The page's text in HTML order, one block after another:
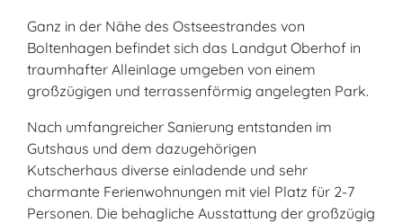
Ganz in der Nähe des Ostseestrandes von
Boltenhagen befindet sich das Landgut Oberhof in
traumhafter Alleinlage umgeben von einem
großzügigen und terrassenförmig angelegten Park.
Nach umfangreicher Sanierung entstanden im
Gutshaus und dem dazugehörigen
Kutscherhaus diverse einladende und sehr
charmante Ferienwohnungen mit viel Platz für 2-7
Personen. Die behagliche Ausstattung der großzügig